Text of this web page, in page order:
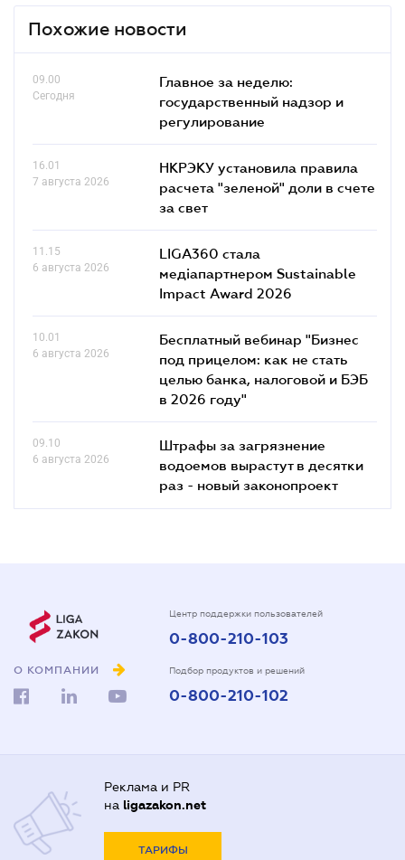
Похожие новости
09.00
Сегодня
Главное за неделю:
государственный надзор и
регулирование
16.01
7 августа 2026
НКРЭКУ установила правила
расчета "зеленой" доли в счете
за свет
11.15
6 августа 2026
LIGA360 стала
медіапартнером Sustainable
Impact Award 2026
10.01
6 августа 2026
Бесплатный вебинар "Бизнес
под прицелом: как не стать
целью банка, налоговой и БЭБ
в 2026 году"
09.10
6 августа 2026
Штрафы за загрязнение
водоемов вырастут в десятки
раз - новый законопроект
О КОМПАНИИ
Центр поддержки пользователей
0-800-210-103
Подбор продуктов и решений
0-800-210-102
Реклама и PR
на ligazakon.net
ТАРИФЫ